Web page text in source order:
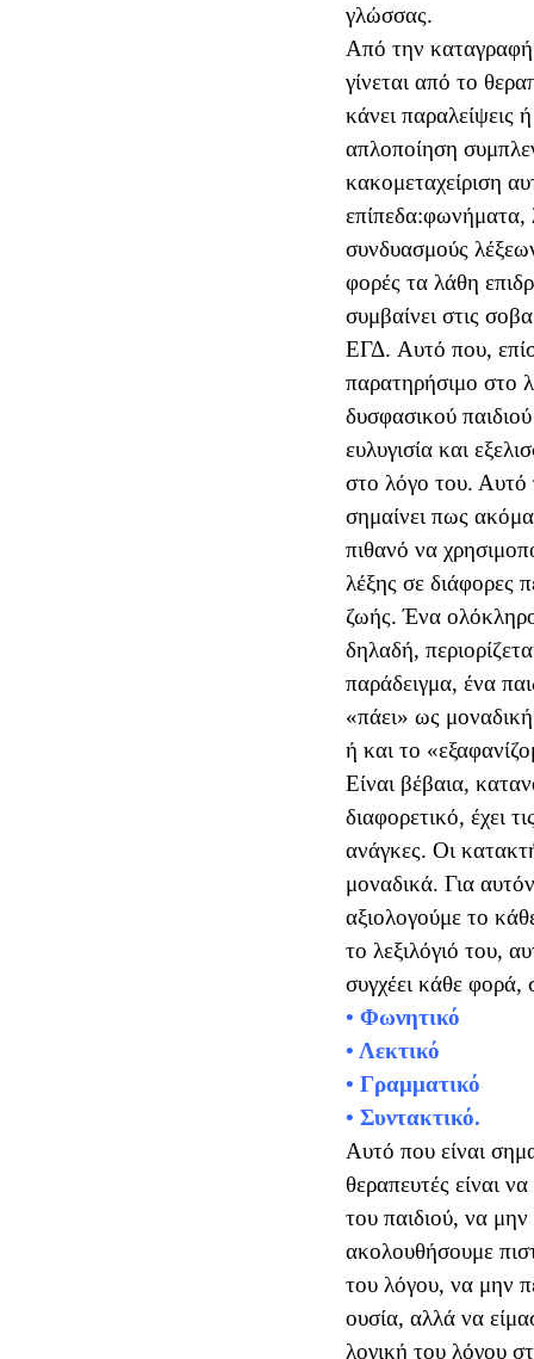
γλώσσας.
Από την καταγραφή
γίνεται από το
κάνει παραλείψεις
απλοποίηση
κακομεταχείριση
επίπεδα׃ φωνήματα, λέξεις , συμπλέγματα,
συνδυασμούς
φορές τα λάθη
συμβαίνει στις
ΕΓΔ. Αυτό που,
παρατηρήσιμο στο
δυσφασικού
ευλυγισία και
στο λόγο του.
σημαίνει πως ακόμα
πιθανό να
λέξης σε διάφορες
ζωής. Ένα
δηλαδή,
παράδειγμα, ένα
«πάει» ως
ή και το
Είναι βέβαια,
διαφορετικό, έχει
ανάγκες. Οι
μοναδικά. Για
αξιολογούμε το
το λεξιλόγιό του,
• Φωνητικό
• Λεκτικό
• Γραμματικό
• Συντακτικό.
Αυτό που είναι
θεραπευτές είναι
του παιδιού, να
ακολουθήσουμε
του λόγου, να μην
ουσία, αλλά να
λογική του λόγου